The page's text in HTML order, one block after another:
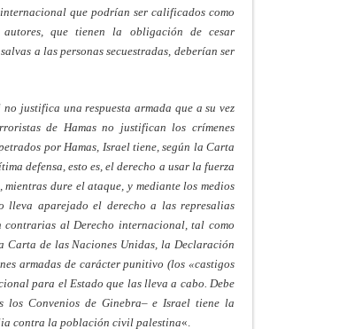
que podrían ser calificados como
que tienen la obligación de cesar
a las personas secuestradas, deberían ser
justifica una respuesta armada que a su vez
de Hamas no justifican los crímenes
por Hamas, Israel tiene, según la Carta
defensa, esto es, el derecho a usar la fuerza
dure el ataque, y mediante los medios
lleva aparejado el derecho a las represalias
al Derecho internacional, tal como
Carta de las Naciones Unidas, la Declaración
armadas de carácter punitivo (los «castigos
para el Estado que las lleva a cabo. Debe
los Convenios de Ginebra– e Israel tiene la
contra la población civil palestina«.